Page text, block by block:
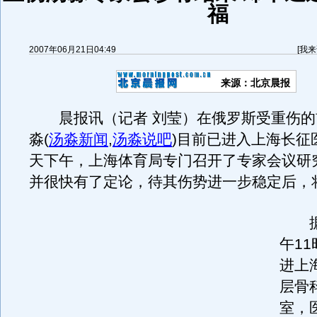
福
2007年06月21日04:49 [我
来源：北京晨报
晨报讯（记者 刘莹）在俄罗斯受重伤的
淼(汤淼新闻,汤淼说吧)目前已进入上海长征
天下午，上海体育局专门召开了专家会议研
并很快有了定论，待其伤势进一步稳定后，
据
午11
进上
层骨
室，